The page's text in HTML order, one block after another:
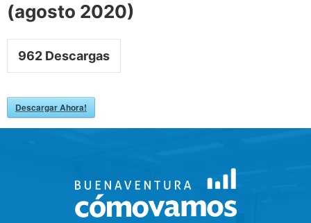
(agosto 2020)
962 Descargas
Descargar Ahora!